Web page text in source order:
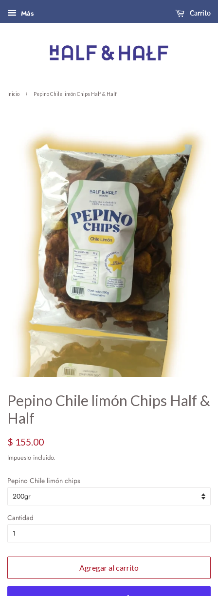
Más Carrito
Inicio › Pepino Chile limón Chips Half & Half
Pepino Chile limón Chips Half &
Half
Precio
$ 155.00
oferta
Impuesto incluido.
Pepino Chile limón chips
Cantidad
Agregar al carrito